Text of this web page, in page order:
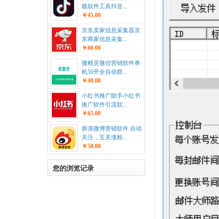
载软件工具抖音...
￥45.00
京东卖家信息采集器京
东商家信息采集...
￥60.00
微精灵微信营销软件单
机50开全自动群...
￥40.00
小红书推广助手小红书
推广软件引流软...
￥65.00
新浪微博营销软件 自动
关注，互关涨粉...
￥50.00
您的浏览记录